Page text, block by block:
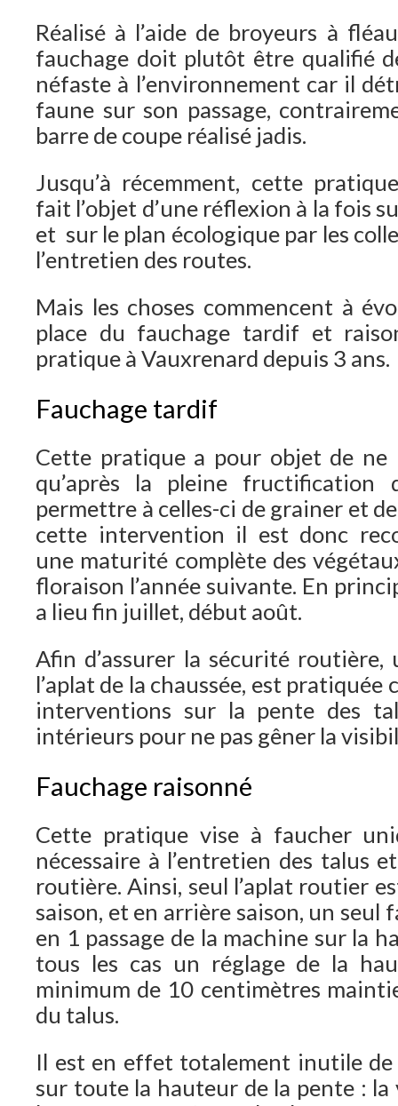
Réalisé à l’aide de broyeurs à
fauchage doit plutôt être qualifié
néfaste à l’environnement car il
faune sur son passage,
barre de coupe réalisé jadis.
Jusqu’à récemment, cette
fait l’objet d’une réflexion à la fois
et sur le plan écologique par les
l’entretien des routes.
Mais les choses commencent à
place du fauchage tardif et
pratique à Vauxrenard depuis 3 ans.
Fauchage tardif
Cette pratique a pour objet de ne
qu’après la pleine fructification
permettre à celles-ci de grainer et
cette intervention il est donc
une maturité complète des
floraison l’année suivante. En
a lieu fin juillet, début août.
Afin d’assurer la sécurité
l’aplat de la chaussée, est
interventions sur la pente des
intérieurs pour ne pas gêner la
Fauchage raisonné
Cette pratique vise à faucher
nécessaire à l’entretien des talus
routière. Ainsi, seul l’aplat routier
saison, et en arrière saison, un seul
en 1 passage de la machine sur la
tous les cas un réglage de la
minimum de 10 centimètres
du talus.
Il est en effet totalement inutile
sur toute la hauteur de la pente :